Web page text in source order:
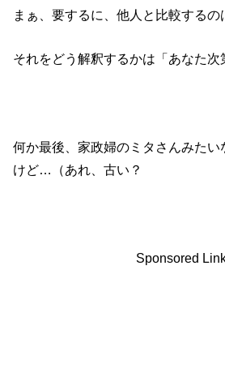
まぁ、要するに、他人と比較するの
それをどう解釈するかは「あなた次
何か最後、家政婦のミタさんみたい
けど…（あれ、古い？
Sponsored